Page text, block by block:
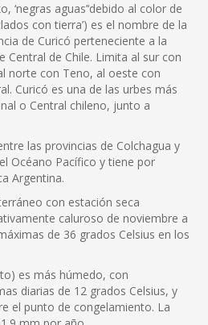
‘negras aguas’‘debido al color de
con tierra’) es el nombre de la
de Curicó perteneciente a la
Central de Chile. Limita al sur con
norte con Teno, al oeste con
Curicó es una de las urbes más
o Central chileno, junto a
las provincias de Colchagua y
Océano Pacífico y tiene por
Argentina.
con estación seca
caluroso de noviembre a
de 36 grados Celsius en los
es más húmedo, con
diarias de 12 grados Celsius, y
el punto de congelamiento. La